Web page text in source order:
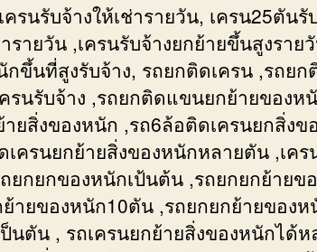
รนรับจ้างให้เช่ารายวัน, เครน25ตันรั
รายวัน ,เครนรับจ้างยกย้ายขึ้นสูงราย
ขึ้นที่สูงรับจ้าง, รถยกติดเครน ,รถยก
รนรับจ้าง ,รถยกติดแขนยกย้ายของห
ยสิ่งของหนัก ,รถ6ล้อติดเครนยกสิ่งข
เครนยกย้ายสิ่งของหนักหลายตัน ,เคร
ยกยกของหนักเป้นต้น ,รถยกยกย้ายข
ายของหนัก10ตัน ,รถยกยกย้ายของ
นตัน , รถเครนยกย้ายสิ่งของหนักได้ห